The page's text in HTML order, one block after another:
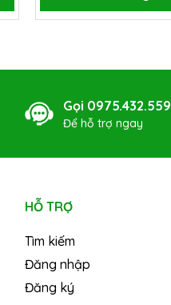
Gọi 0975.432.559
Để hỗ trợ ngay
HỖ TRỢ
Tìm kiếm
Đăng nhập
Đăng ký